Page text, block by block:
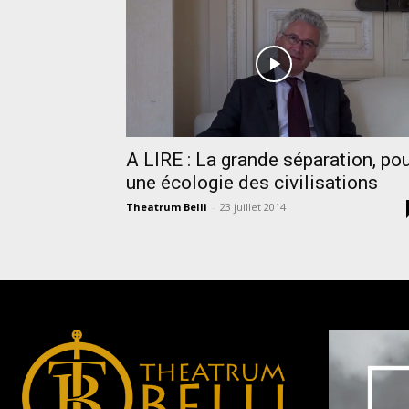
A LIRE : La grande séparation,
une écologie des civilisations
Theatrum Belli - 23 juillet 2014